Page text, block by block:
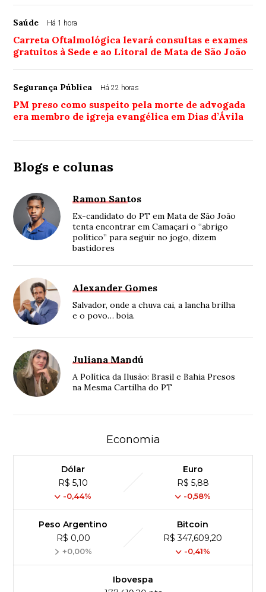
Saúde Há 1 hora
Carreta Oftalmológica levará consultas e exames
gratuitos à Sede e ao Litoral de Mata de São João
Segurança Pública Há 22 horas
PM preso como suspeito pela morte de advogada
era membro de igreja evangélica em Dias d’Ávila
Blogs e colunas
Ramon Santos
Ex-candidato do PT em Mata de São João
tenta encontrar em Camaçari o “abrigo
político” para seguir no jogo, dizem
bastidores
Alexander Gomes
Salvador, onde a chuva cai, a lancha brilha
e o povo… boia.
Juliana Mandú
A Política da Ilusão: Brasil e Bahia Presos
na Mesma Cartilha do PT
Economia
Dólar
R$ 5,10
-0,44%
Euro
R$ 5,88
-0,58%
Peso Argentino
R$ 0,00
+0,00%
Bitcoin
R$ 347,609,20
-0,41%
Ibovespa